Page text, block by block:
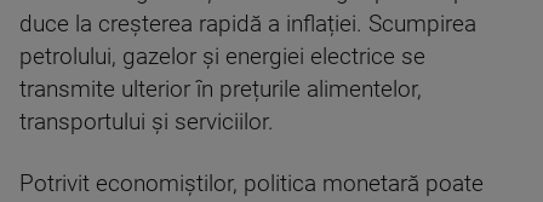
duce la creșterea rapidă a inflației. Scumpirea
petrolului, gazelor și energiei electrice se
transmite ulterior în prețurile alimentelor,
transportului și serviciilor.
Potrivit economiștilor, politica monetară poate